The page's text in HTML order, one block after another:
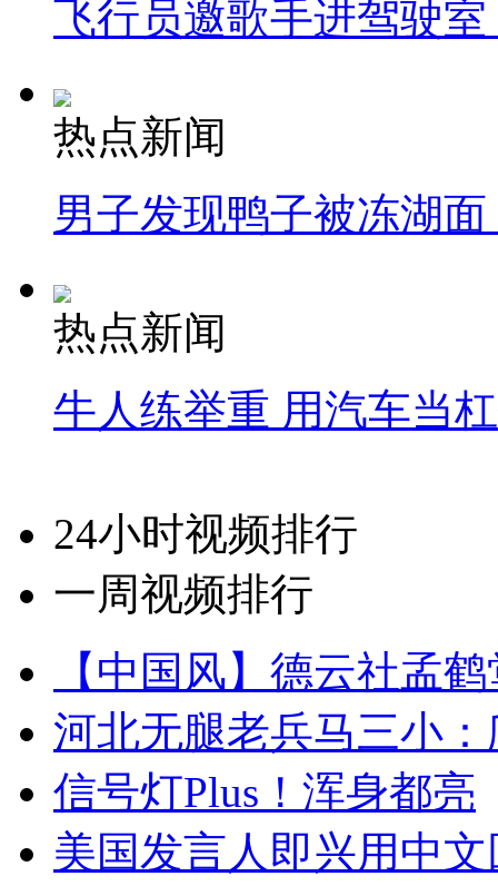
飞行员邀歌手进驾驶
热点新闻
男子发现鸭子被冻湖
热点新闻
牛人练举重 用汽车当
24小时视频排行
一周视频排行
【中国风】德云社孟
河北无腿老兵马三小
信号灯Plus！浑身都亮
美国发言人即兴用中